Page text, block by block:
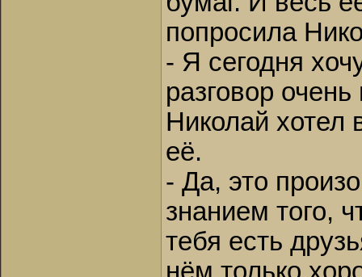
попросила
- Я сегодня
разговор
Николай хотел
её.
- Да, это
знанием того,
тебя есть